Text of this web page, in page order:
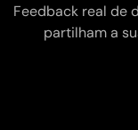
Feedback real de
partilham a